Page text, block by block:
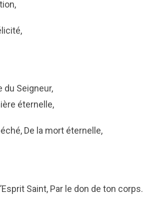
du Seigneur,
éternelle,
De la mort éternelle,
Saint, Par le don de ton corps.